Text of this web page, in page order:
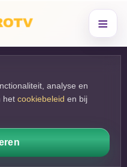
≡
analyse en
het cookiebeleid en bij